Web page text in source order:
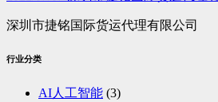
深圳市捷铭国际货运代理有限公司
行业分类
AI人工智能 (3)